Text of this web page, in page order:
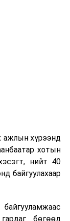
ажлын хүрээнд
хотын
нийт 40
байгуулахаар
бөгөөд